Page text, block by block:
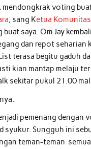
mendongkrak voting
, sang Ketua
saya. Om Jay
dan repot
terasa begitu gaduh
kian mantap melaju
sekitar pukul 21.00
pemenang
syukur. Sungguh ini
teman-teman